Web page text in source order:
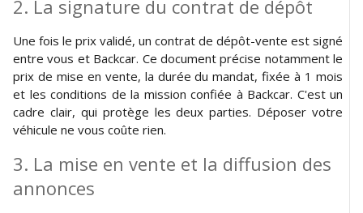
2. La signature du contrat de dépôt
Une fois le prix validé, un contrat de dépôt-vente est signé
entre vous et Backcar. Ce document précise notamment le
prix de mise en vente, la durée du mandat, fixée à 1 mois
et les conditions de la mission confiée à Backcar. C'est un
cadre clair, qui protège les deux parties. Déposer votre
véhicule ne vous coûte rien.
3. La mise en vente et la diffusion des
annonces